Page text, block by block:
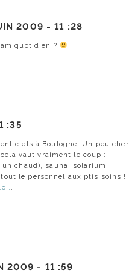
2009 -11 :28
quotidien ?
:35
ciels à Boulogne. Un peu cher
vaut vraiment le coup :
chaud), sauna, solarium
le personnel aux ptis soins !
2009 - 11 :59